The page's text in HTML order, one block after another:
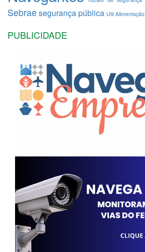
Sebrae segurança pública Util Alimentação
PUBLICIDADE